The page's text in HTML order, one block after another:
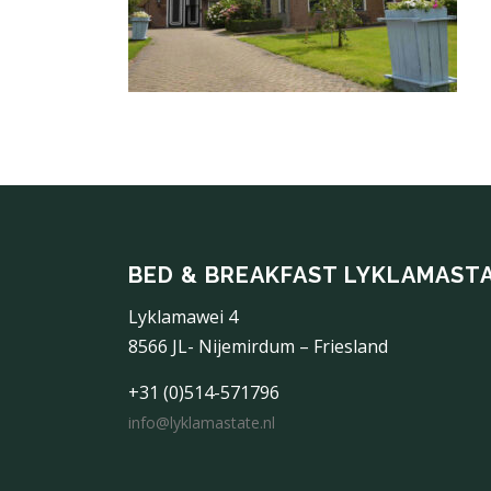
BED & BREAKFAST
Lyklamawei 4
8566 JL- Nijemirdum – Friesland
+31 (0)514-571796
info@lyklamastate.nl